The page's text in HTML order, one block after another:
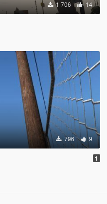
1 706 14
796 9
1